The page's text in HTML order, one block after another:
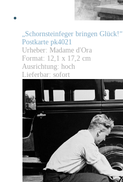
„Schornsteinfeger bringen Glück!“
Postkarte pk4021
Urheber: Madame d'Ora
Format: 12,1 x 17,2 cm
Ausrichtung: hoch
Lieferbar: sofort